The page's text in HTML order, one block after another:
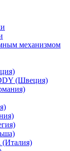
механизмом
(Швеция)